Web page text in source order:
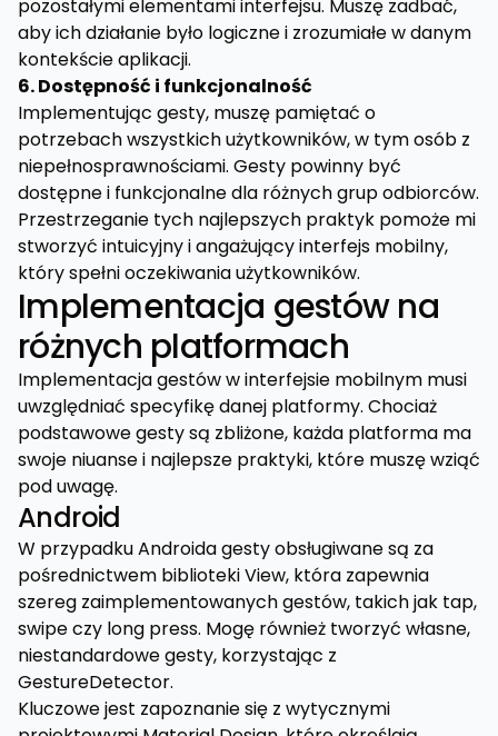
pozostałymi elementami interfejsu. Muszę zadbać,
aby ich działanie było logiczne i zrozumiałe w danym
kontekście aplikacji.
6. Dostępność i funkcjonalność
Implementując gesty, muszę pamiętać o
potrzebach wszystkich użytkowników, w tym osób z
niepełnosprawnościami. Gesty powinny być
dostępne i funkcjonalne dla różnych grup odbiorców.
Przestrzeganie tych najlepszych praktyk pomoże mi
stworzyć intuicyjny i angażujący interfejs mobilny,
który spełni oczekiwania użytkowników.
Implementacja gestów na
różnych platformach
Implementacja gestów w interfejsie mobilnym musi
uwzględniać specyfikę danej platformy. Chociaż
podstawowe gesty są zbliżone, każda platforma ma
swoje niuanse i najlepsze praktyki, które muszę wziąć
pod uwagę.
Android
W przypadku Androida gesty obsługiwane są za
pośrednictwem biblioteki View, która zapewnia
szereg zaimplementowanych gestów, takich jak tap,
swipe czy long press. Mogę również tworzyć własne,
niestandardowe gesty, korzystając z
GestureDetector.
Kluczowe jest zapoznanie się z wytycznymi